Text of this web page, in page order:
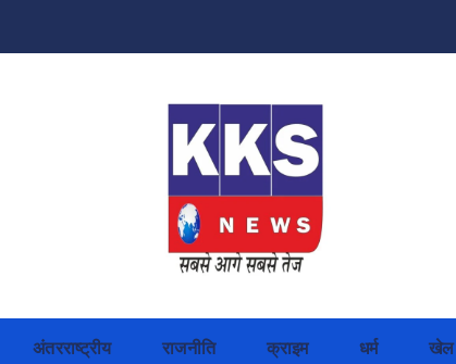
अंतरराष्ट्रीय राजनीति क्राइम धर्म खेल